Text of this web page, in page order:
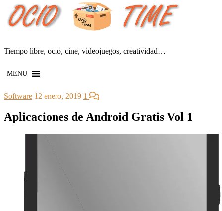
Tiempo libre, ocio, cine, videojuegos, creatividad…
MENU
Software 12 enero, 2019 1
Aplicaciones de Android Gratis Vol 1